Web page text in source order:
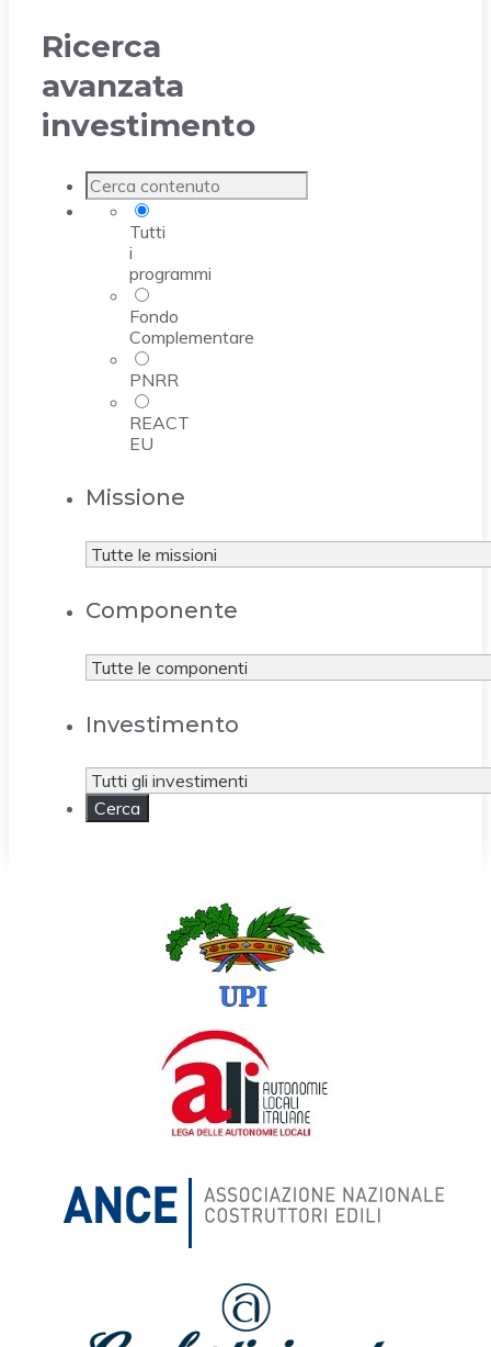
Ricerca
avanzata
investimento
Tutti
i
programmi
Fondo
Complementare
PNRR
REACT
EU
Missione
Componente
Investimento